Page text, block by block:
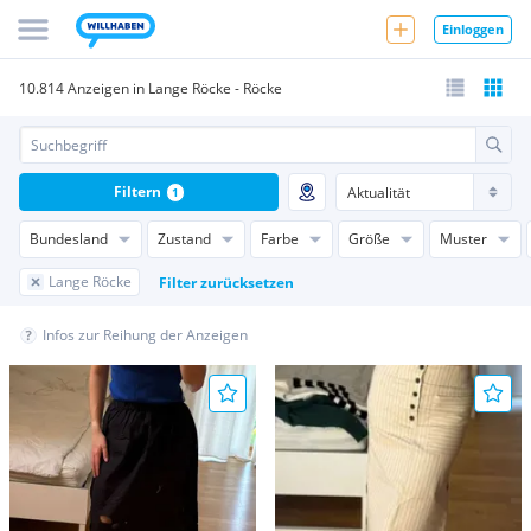
Einloggen
10.814 Anzeigen in Lange Röcke - Röcke
Bundesland Zustand Farbe Größe Muster
Lange Röcke Filter zurücksetzen
Filtern 1
Infos zur Reihung der Anzeigen